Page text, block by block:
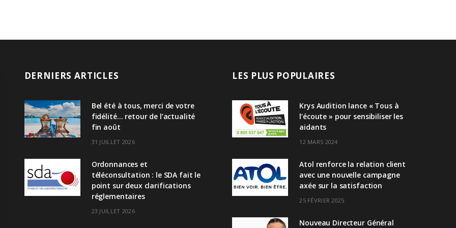
DERNIERS ARTICLES
Bel été à tous, merci de votre
fidélité… retour de l’actualité
fin août
31 JUILLET 2026
Ordonnances et
téléconsultation : le SDA fait le
point sur deux clarifications
réglementaires
23 JUILLET 2026
LES PLUS POPULAIRES
Krys Audition lance « Tous à
l’écoute » pour sensibiliser les
aidants
12 MARS 2024
Atol renforce la relation client
avec une nouvelle campagne
axée sur la satisfaction
25 FÉVRIER 2025
Nouveau Directeur Général